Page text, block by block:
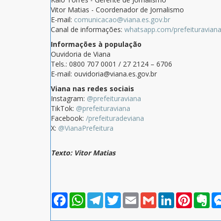
Vitor Matias - Coordenador de Jornalismo
E-mail: comunicacao@viana.es.gov.br
Canal de informações: whatsapp.com/prefeituraviana
Informações à população
Ouvidoria de Viana
Tels.: 0800 707 0001 / 27 2124 – 6706
E-mail: ouvidoria@viana.es.gov.br
Viana nas redes sociais
Instagram: @prefeituraviana
TikTok: @prefeituraviana
Facebook: /prefeituradeviana
X: @VianaPrefeitura
Texto: Vitor Matias
FacebookWhatsAppTelegramTwitterEmail Gmail LinkedInPinterest